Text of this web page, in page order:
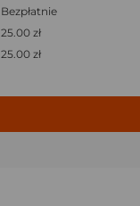
Bezpłatnie
25.00 zł
25.00 zł